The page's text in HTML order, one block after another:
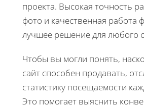
проекта. Высокая точность
фото и качественная работа
лучшее решение для любого
Чтобы вы могли понять,
сайт способен продавать,
статистику посещаемости
Это помогает выяснить